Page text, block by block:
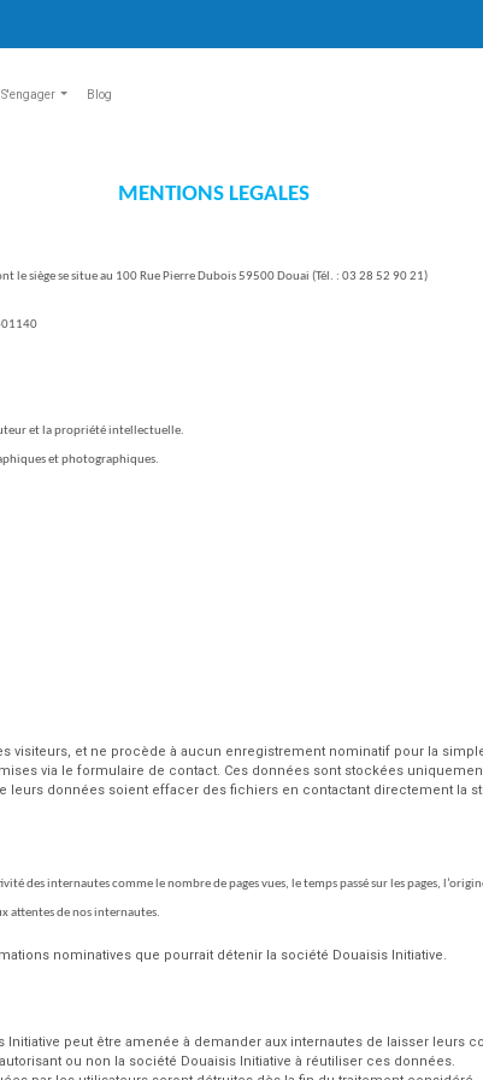
S'engager Blog
MENTIONS LEGALES
le siège se situe au 100 Rue Pierre Dubois 59500 Douai (Tél. : 03 28 52 90 21)
et la propriété intellectuelle.
et photographiques.
visiteurs, et ne procède à aucun enregistrement nominatif pour la
via le formulaire de contact. Ces données sont stockées
leurs données soient effacer des fichiers en contactant directement la
des internautes comme le nombre de pages vues, le temps passé sur les pages,
attentes de nos internautes.
nominatives que pourrait détenir la société Douaisis Initiative.
peut être amenée à demander aux internautes de laisser leurs
ou non la société Douaisis Initiative à réutiliser ces données.